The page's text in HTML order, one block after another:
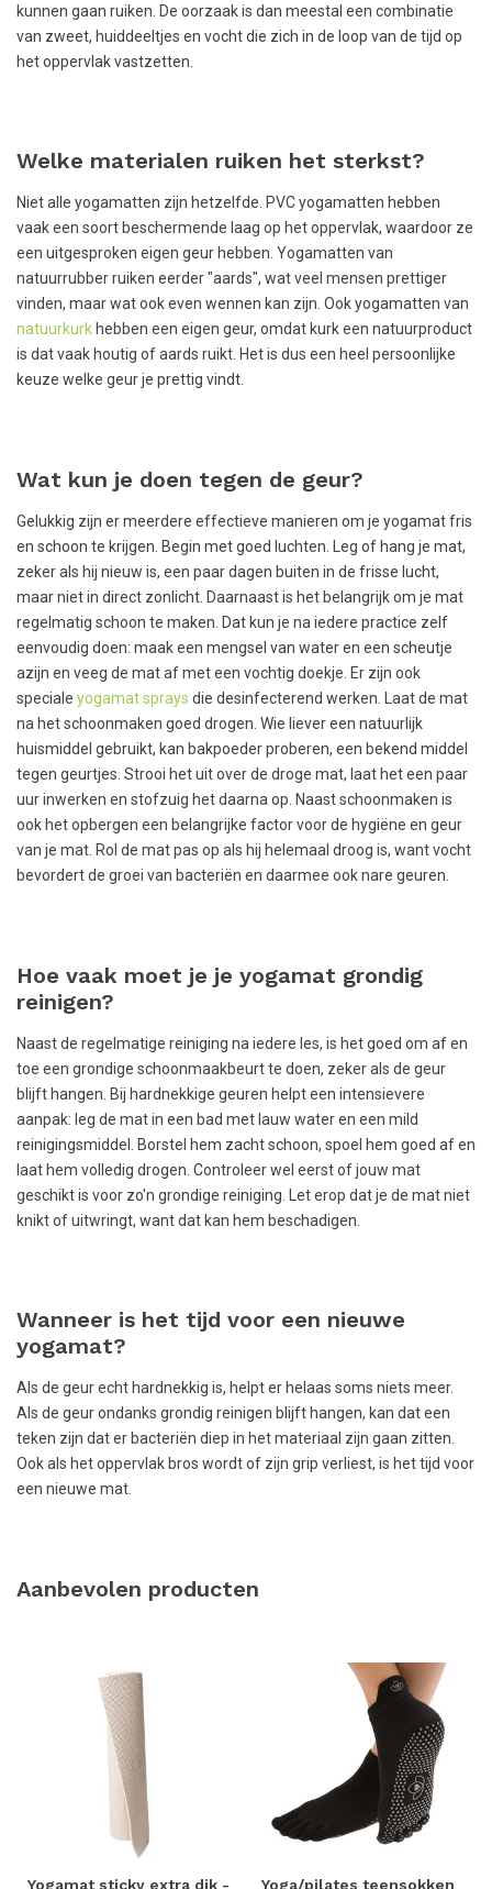
kunnen gaan ruiken. De oorzaak is dan meestal een combinatie
van zweet, huiddeeltjes en vocht die zich in de loop van de tijd op
het oppervlak vastzetten.
Welke materialen ruiken het sterkst?
Niet alle yogamatten zijn hetzelfde. PVC yogamatten hebben
vaak een soort beschermende laag op het oppervlak, waardoor ze
een uitgesproken eigen geur hebben. Yogamatten van
natuurrubber ruiken eerder "aards", wat veel mensen prettiger
vinden, maar wat ook even wennen kan zijn. Ook yogamatten van
natuurkurk hebben een eigen geur, omdat kurk een natuurproduct
is dat vaak houtig of aards ruikt. Het is dus een heel persoonlijke
keuze welke geur je prettig vindt.
Wat kun je doen tegen de geur?
Gelukkig zijn er meerdere effectieve manieren om je yogamat fris
en schoon te krijgen. Begin met goed luchten. Leg of hang je mat,
zeker als hij nieuw is, een paar dagen buiten in de frisse lucht,
maar niet in direct zonlicht. Daarnaast is het belangrijk om je mat
regelmatig schoon te maken. Dat kun je na iedere practice zelf
eenvoudig doen: maak een mengsel van water en een scheutje
azijn en veeg de mat af met een vochtig doekje. Er zijn ook
speciale yogamat sprays die desinfecterend werken. Laat de mat
na het schoonmaken goed drogen. Wie liever een natuurlijk
huismiddel gebruikt, kan bakpoeder proberen, een bekend middel
tegen geurtjes. Strooi het uit over de droge mat, laat het een paar
uur inwerken en stofzuig het daarna op. Naast schoonmaken is
ook het opbergen een belangrijke factor voor de hygiëne en geur
van je mat. Rol de mat pas op als hij helemaal droog is, want vocht
bevordert de groei van bacteriën en daarmee ook nare geuren.
Hoe vaak moet je je yogamat grondig
reinigen?
Naast de regelmatige reiniging na iedere les, is het goed om af en
toe een grondige schoonmaakbeurt te doen, zeker als de geur
blijft hangen. Bij hardnekkige geuren helpt een intensievere
aanpak: leg de mat in een bad met lauw water en een mild
reinigingsmiddel. Borstel hem zacht schoon, spoel hem goed af en
laat hem volledig drogen. Controleer wel eerst of jouw mat
geschikt is voor zo'n grondige reiniging. Let erop dat je de mat niet
knikt of uitwringt, want dat kan hem beschadigen.
Wanneer is het tijd voor een nieuwe
yogamat?
Als de geur echt hardnekkig is, helpt er helaas soms niets meer.
Als de geur ondanks grondig reinigen blijft hangen, kan dat een
teken zijn dat er bacteriën diep in het materiaal zijn gaan zitten.
Ook als het oppervlak bros wordt of zijn grip verliest, is het tijd voor
een nieuwe mat.
Aanbevolen producten
Yogamat sticky extra dik - Yoga/pilates teensokken